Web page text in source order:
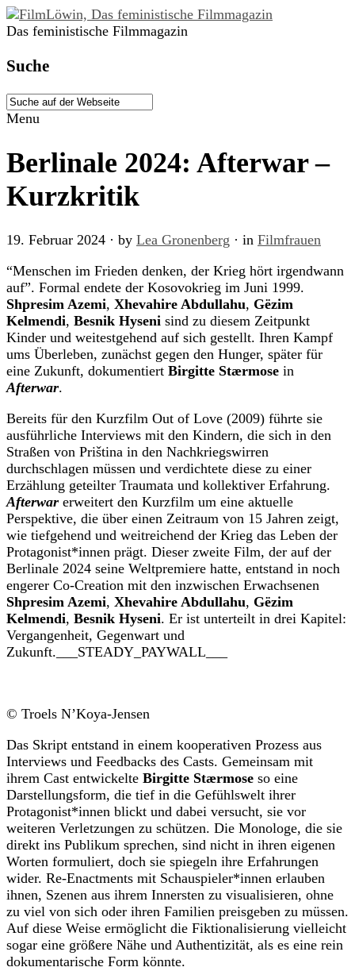
Das feministische Filmmagazin
Suche
Menu
Berlinale 2024: Afterwar –
Kurzkritik
19. Februar 2024 · by Lea Gronenberg · in Filmfrauen
“Menschen im Frieden denken, der Krieg hört irgendwann
auf”. Formal endete der Kosovokrieg im Juni 1999.
Shpresim Azemi, Xhevahire Abdullahu, Gëzim
Kelmendi, Besnik Hyseni sind zu diesem Zeitpunkt
Kinder und weitestgehend auf sich gestellt. Ihren Kampf
ums Überleben, zunächst gegen den Hunger, später für
eine Zukunft, dokumentiert Birgitte Stærmose in
Afterwar.
Bereits für den Kurzfilm Out of Love (2009) führte sie
ausführliche Interviews mit den Kindern, die sich in den
Straßen von Priština in den Nachkriegswirren
durchschlagen müssen und verdichtete diese zu einer
Erzählung geteilter Traumata und kollektiver Erfahrung.
Afterwar erweitert den Kurzfilm um eine aktuelle
Perspektive, die über einen Zeitraum von 15 Jahren zeigt,
wie tiefgehend und weitreichend der Krieg das Leben der
Protagonist*innen prägt. Dieser zweite Film, der auf der
Berlinale 2024 seine Weltpremiere hatte, entstand in noch
engerer Co-Creation mit den inzwischen Erwachsenen
Shpresim Azemi, Xhevahire Abdullahu, Gëzim
Kelmendi, Besnik Hyseni. Er ist unterteilt in drei Kapitel:
Vergangenheit, Gegenwart und
Zukunft.___STEADY_PAYWALL___
© Troels N’Koya-Jensen
Das Skript entstand in einem kooperativen Prozess aus
Interviews und Feedbacks des Casts. Gemeinsam mit
ihrem Cast entwickelte Birgitte Stærmose so eine
Darstellungsform, die tief in die Gefühlswelt ihrer
Protagonist*innen blickt und dabei versucht, sie vor
weiteren Verletzungen zu schützen. Die Monologe, die sie
direkt ins Publikum sprechen, sind nicht in ihren eigenen
Worten formuliert, doch sie spiegeln ihre Erfahrungen
wider. Re-Enactments mit Schauspieler*innen erlauben
ihnen, Szenen aus ihrem Innersten zu visualisieren, ohne
zu viel von sich oder ihren Familien preisgeben zu müssen.
Auf diese Weise ermöglicht die Fiktionalisierung vielleicht
sogar eine größere Nähe und Authentizität, als es eine rein
dokumentarische Form könnte.